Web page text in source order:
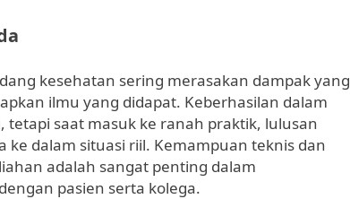
kesehatan sering merasakan dampak yang
ilmu yang didapat. Keberhasilan dalam
saat masuk ke ranah praktik, lulusan
dalam situasi riil. Kemampuan teknis dan
adalah sangat penting dalam
pasien serta kolega.